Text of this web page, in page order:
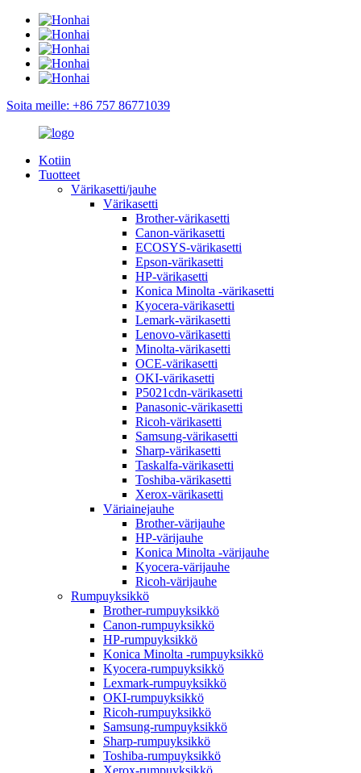
Soita meille: +86 757 86771039
Kotiin
Tuotteet
Värikasetti/jauhe
Värikasetti
Brother-värikasetti
Canon-värikasetti
ECOSYS-värikasetti
Epson-värikasetti
HP-värikasetti
Konica Minolta -värikasetti
Kyocera-värikasetti
Lemark-värikasetti
Lenovo-värikasetti
Minolta-värikasetti
OCE-värikasetti
OKI-värikasetti
P5021cdn-värikasetti
Panasonic-värikasetti
Ricoh-värikasetti
Samsung-värikasetti
Sharp-värikasetti
Taskalfa-värikasetti
Toshiba-värikasetti
Xerox-värikasetti
Väriainejauhe
Brother-värijauhe
HP-värijauhe
Konica Minolta -värijauhe
Kyocera-värijauhe
Ricoh-värijauhe
Rumpuyksikkö
Brother-rumpuyksikkö
Canon-rumpuyksikkö
HP-rumpuyksikkö
Konica Minolta -rumpuyksikkö
Kyocera-rumpuyksikkö
Lexmark-rumpuyksikkö
OKI-rumpuyksikkö
Ricoh-rumpuyksikkö
Samsung-rumpuyksikkö
Sharp-rumpuyksikkö
Toshiba-rumpuyksikkö
Xerox-rumpuyksikkö